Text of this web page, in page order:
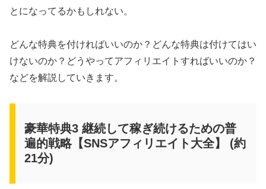
とになってるかもしれない。
どんな特典を付ければいいのか？どんな特典は付けてはい
けないのか？どうやってアフィリエイトすればいいのか？
などを解説していきます。
豪華特典3 継続して稼ぎ続けるための普
遍的戦略【SNSアフィリエイト大全】 (約
21分)